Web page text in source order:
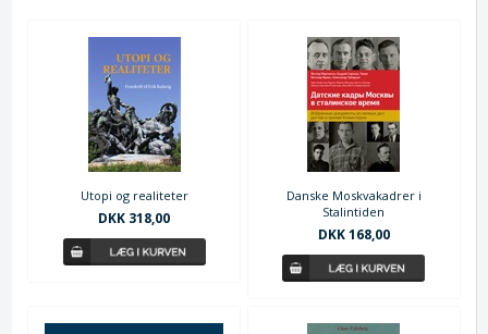
Utopi og realiteter
DKK 318,00
Danske Moskvakadrer i
Stalintiden
DKK 168,00